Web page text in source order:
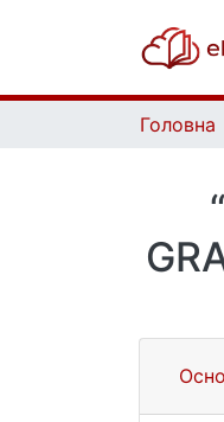
Головна